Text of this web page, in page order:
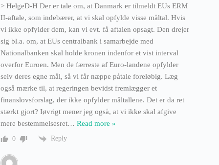
> HelgeD-H Der er tale om, at Danmark er tilmeldt EUs ERM
II-aftale, som indebærer, at vi skal opfylde visse måltal. Hvis
vi ikke opfylder dem, kan vi evt. få aftalen opsagt. Den drejer
sig bl.a. om, at EUs centralbank i samarbejde med
Nationalbanken skal holde kronen indenfor et vist interval
overfor Euroen. Men de færreste af Euro-landene opfylder
selv deres egne mål, så vi får næppe påtale foreløbig. Læg
også mærke til, at regeringen bevidst fremlægger et
finanslovsforslag, der ikke opfylder måltallene. Det er da ret
stærkt gjort? Iøvrigt mener jeg også, at vi ikke skal afgive
mere bestemmelsesret… Read more »
0 Reply